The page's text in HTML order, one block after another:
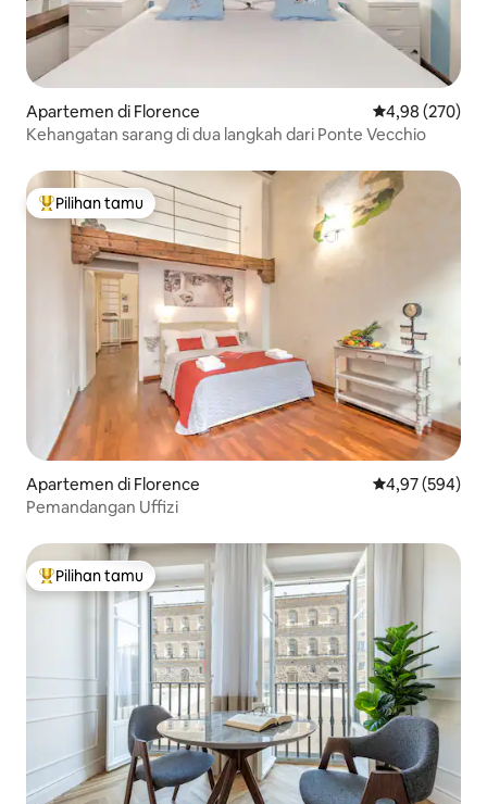
Apartemen di Florence Nilai rata-rata
4,98 (270)
Kehangatan sarang di dua langkah dari Ponte Vecchio
Pilihan tamu terpopuler
Pilihan tamu
Apartemen di Florence Nilai rata-rata
4,97 (594)
Pemandangan Uffizi
Pilihan tamu terpopuler
Pilihan tamu